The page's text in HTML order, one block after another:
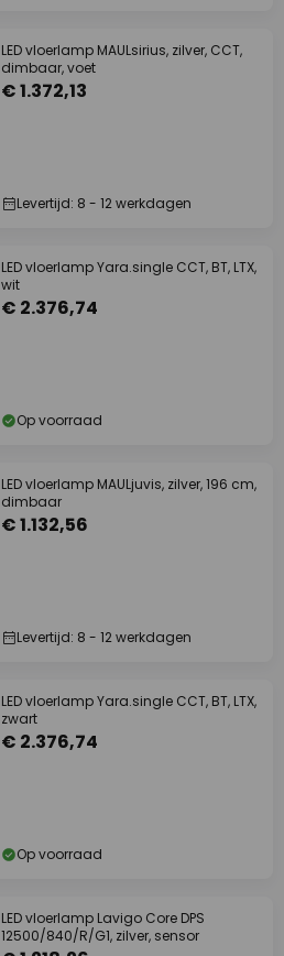
LED vloerlamp MAULsirius, zilver, CCT,
dimbaar, voet
€ 1.372,13
Levertijd: 8 - 12 werkdagen
LED vloerlamp Yara.single CCT, BT, LTX,
wit
€ 2.376,74
Op voorraad
LED vloerlamp MAULjuvis, zilver, 196 cm,
dimbaar
€ 1.132,56
Levertijd: 8 - 12 werkdagen
LED vloerlamp Yara.single CCT, BT, LTX,
zwart
€ 2.376,74
Op voorraad
LED vloerlamp Lavigo Core DPS
12500/840/R/G1, zilver, sensor